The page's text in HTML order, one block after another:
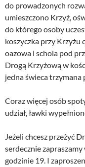
do prowadzonych
umieszczono Krzyż,
do którego osoby
koszyczka przy Krzyżu
oazowa i schola pod
Drogą Krzyżową w
jedna świeca trzymana
Coraz więcej osób
udział, ławki
Jeżeli chcesz przeżyć
serdecznie
godzinie 19. I